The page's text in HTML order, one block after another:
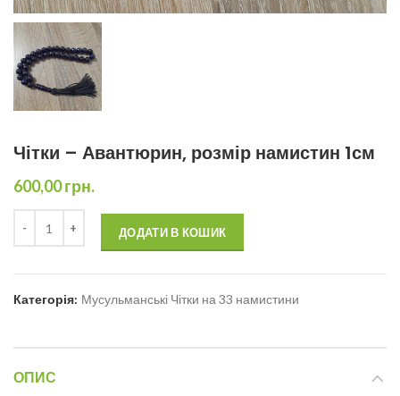
Чітки – Авантюрин, розмір намистин 1см
600,00грн.
ДОДАТИ В КОШИК
Категорія: Мусульманські Чітки на 33 намистини
ОПИС